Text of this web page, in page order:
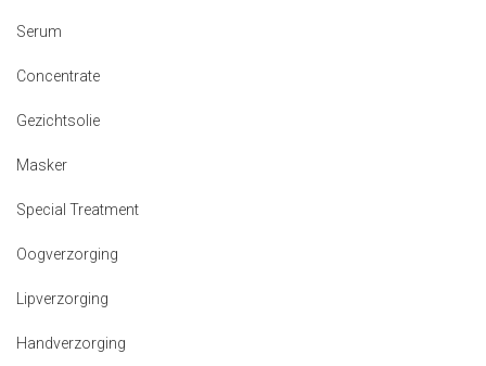
Serum
Concentrate
Gezichtsolie
Masker
Special Treatment
Oogverzorging
Lipverzorging
Handverzorging